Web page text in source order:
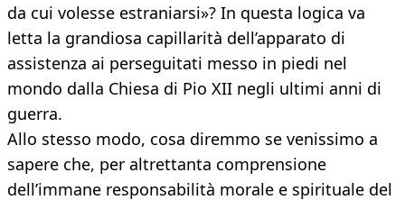
da cui volesse estraniarsi»? In questa logica va
letta la grandiosa capillarità dell’apparato di
assistenza ai perseguitati messo in piedi nel
mondo dalla Chiesa di Pio XII negli ultimi anni di
guerra.
Allo stesso modo, cosa diremmo se venissimo a
sapere che, per altrettanta comprensione
dell’immane responsabilità morale e spirituale del